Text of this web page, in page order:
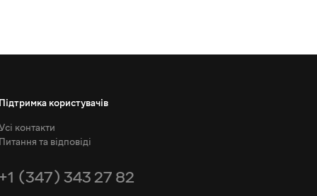
Підтримка користувачів
контакти
Питання та відповіді
+1 (347) 343 27 82